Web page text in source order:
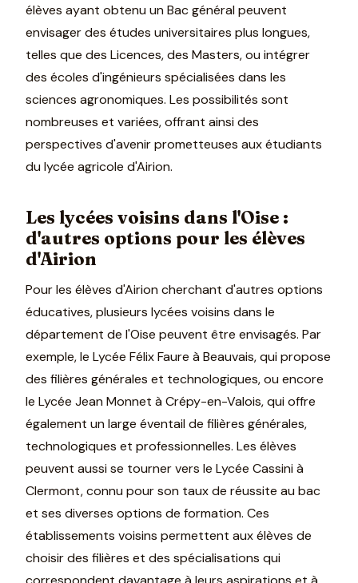
élèves ayant obtenu un Bac général peuvent
envisager des études universitaires plus longues,
telles que des Licences, des Masters, ou intégrer
des écoles d'ingénieurs spécialisées dans les
sciences agronomiques. Les possibilités sont
nombreuses et variées, offrant ainsi des
perspectives d'avenir prometteuses aux étudiants
du lycée agricole d'Airion.
Les lycées voisins dans l'Oise :
d'autres options pour les élèves
d'Airion
Pour les élèves d'Airion cherchant d'autres options
éducatives, plusieurs lycées voisins dans le
département de l'Oise peuvent être envisagés. Par
exemple, le Lycée Félix Faure à Beauvais, qui propose
des filières générales et technologiques, ou encore
le Lycée Jean Monnet à Crépy-en-Valois, qui offre
également un large éventail de filières générales,
technologiques et professionnelles. Les élèves
peuvent aussi se tourner vers le Lycée Cassini à
Clermont, connu pour son taux de réussite au bac
et ses diverses options de formation. Ces
établissements voisins permettent aux élèves de
choisir des filières et des spécialisations qui